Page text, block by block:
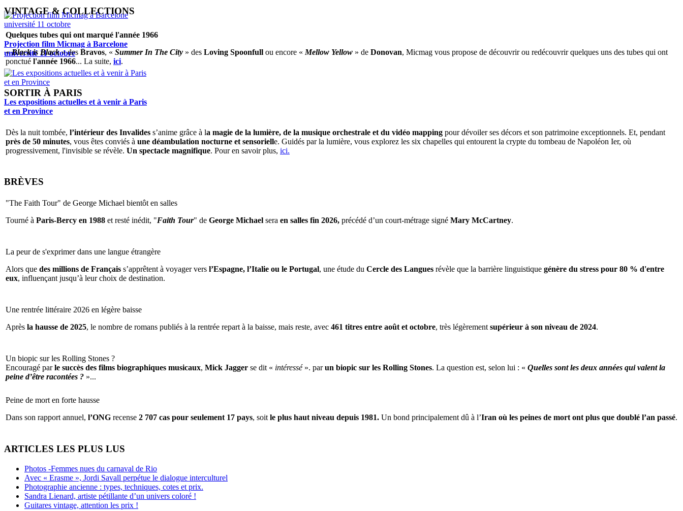
Projection film Micmag à Barcelone
université 11 octobre
Les expositions actuelles et à venir à Paris
et en Province
VINTAGE & COLLECTIONS
Quelques tubes qui ont marqué l'année 1966
«Black is Black» des Bravos, « Summer In The City » des Loving Spoonfull ou encore « Mellow Yellow » de Donovan, Micmag vous propose de découvrir ou redécouvrir quelques uns des tubes qui ont
ponctué l'année 1966... La suite, ici.
SORTIR À PARIS
Dès la nuit tombée, l’intérieur des Invalides s’anime grâce à la magie de la lumière, de la musique orchestrale et du vidéo mapping pour dévoiler ses décors et son patrimoine exceptionnels. Et, pendant
près de 50 minutes, vous êtes conviés à une déambulation nocturne et sensorielle. Guidés par la lumière, vous explorez les six chapelles qui entourent la crypte du tombeau de Napoléon Ier, où
progressivement, l'invisible se révèle. Un spectacle magnifique. Pour en savoir plus, ici.
BRÈVES
"The Faith Tour" de George Michael bientôt en salles
Tourné à Paris-Bercy en 1988 et resté inédit, "Faith Tour" de George Michael sera en salles fin 2026, précédé d’un court-métrage signé Mary McCartney.
La peur de s'exprimer dans une langue étrangère
Alors que des millions de Français s’apprêtent à voyager vers l’Espagne, l’Italie ou le Portugal, une étude du Cercle des Langues révèle que la barrière linguistique génère du stress pour 80 % d'entre
eux, influençant jusqu’à leur choix de destination.
Une rentrée littéraire 2026 en légère baisse
Après la hausse de 2025, le nombre de romans publiés à la rentrée repart à la baisse, mais reste, avec 461 titres entre août et octobre, très légèrement supérieur à son niveau de 2024.
Un biopic sur les Rolling Stones ?
Encouragé parle succès des films biographiques musicaux, Mick Jagger se dit « intéressé ». parun biopic sur les Rolling Stones. La question est, selon lui : « Quelles sont les deux années qui valent la
peine d’être racontées ? »...
Peine de mort en forte hausse
Dans son rapport annuel, l’ONG recense 2 707 cas pour seulement 17 pays, soit le plus haut niveau depuis 1981. Un bond principalement dû à l’Iran où les peines de mort ont plus que doublé l’an passé.
ARTICLES LES PLUS LUS
Photos -Femmes nues du carnaval de Rio
Avec « Erasme », Jordi Savall perpétue le dialogue interculturel
Photographie ancienne : types, techniques, cotes et prix.
Sandra Lienard, artiste pétillante d’un univers coloré !
Guitares vintage, attention les prix !